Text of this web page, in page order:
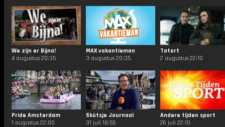
We zijn er Bijna!
4 augustus 20:35
MAX vakantieman
3 augustus 20:35
Tatort
2 augustus 22:10
Pride Amsterdam
1 augustus 22:00
Skûtsje Journaal
31 juli 18:55
Andere tijden sport
26 juli 22:10